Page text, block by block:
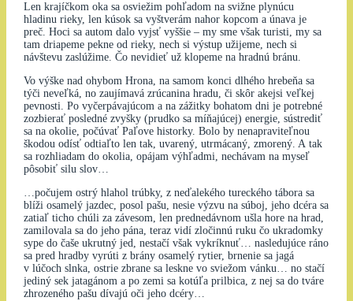
Len krajíčkom oka sa osviežim pohľadom na svižne plynúcu
hladinu rieky, len kúsok sa vyštverám nahor kopcom a únava je
preč. Hoci sa autom dalo vyjsť vyššie – my sme však turisti, my sa
tam driapeme pekne od rieky, nech si výstup užijeme, nech si
návštevu zaslúžime. Čo nevidieť už klopeme na hradnú bránu.
Vo výške nad ohybom Hrona, na samom konci dlhého hrebeňa sa
týči neveľká, no zaujímavá zrúcanina hradu, či skôr akejsi veľkej
pevnosti. Po vyčerpávajúcom a na zážitky bohatom dni je potrebné
zozbierať posledné zvyšky (prudko sa míňajúcej) energie, sústrediť
sa na okolie, počúvať Paľove historky. Bolo by nenapraviteľnou
škodou odísť odtiaľto len tak, uvarený, utrmácaný, zmorený. A tak
sa rozhliadam do okolia, opájam výhľadmi, nechávam na myseľ
pôsobiť silu slov…
…počujem ostrý hlahol trúbky, z neďalekého tureckého tábora sa
blíži osamelý jazdec, posol pašu, nesie výzvu na súboj, jeho dcéra sa
zatiaľ ticho chúli za závesom, len prednedávnom ušla hore na hrad,
zamilovala sa do jeho pána, teraz vidí zločinnú ruku čo ukradomky
sype do čaše ukrutný jed, nestačí však vykríknuť… nasledujúce ráno
sa pred hradby vyrúti z brány osamelý rytier, brnenie sa jagá
v lúčoch slnka, ostrie zbrane sa leskne vo sviežom vánku… no stačí
jediný sek jatagánom a po zemi sa kotúľa prilbica, z nej sa do tváre
zhrozeného pašu dívajú oči jeho dcéry…